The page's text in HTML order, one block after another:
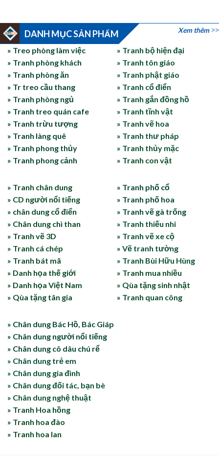
DANH MỤC SẢN PHẨM Xem thêm
» Treo phòng làm việc
» Tranh phòng khách
» Tranh phòng ăn
» Tr treo cầu thang
» Tranh phòng ngủ
» Tranh treo quán cafe
» Tranh trừu tượng
» Tranh làng quê
» Tranh phong thủy
» Tranh phong cảnh
» Tranh bộ hiện đại
» Tranh tôn giáo
» Tranh phật giáo
» Tranh cổ điển
» Tranh gắn đồng hồ
» Tranh tĩnh vật
» Tranh vẽ hoa
» Tranh thư pháp
» Tranh thủy mặc
» Tranh con vật
» Tranh chân dung
» CD người nổi tiếng
» chân dung cổ điển
» Chân dung chì than
» Tranh vẽ 3D
» Tranh cá chép
» Tranh bát mã
» Danh họa thế giới
» Danh họa Việt Nam
» Qùa tặng tân gia
» Tranh phố cổ
» Tranh phố hoa
» Tranh vẽ gà trống
» Tranh thiếu nhi
» Tranh vẽ xe cộ
» Vẽ tranh tường
» Tranh Bùi Hữu Hùng
» Tranh mua nhiều
» Qùa tặng sinh nhật
» Tranh quan công
» Chân dung Bác Hồ, Bác Giáp
» Chân dung người nổi tiếng
» Chân dung cô dâu chú rể
» Chân dung trẻ em
» Chân dung gia đình
» Chân dung đối tác, bạn bè
» Chân dung nghệ thuật
» Tranh Hoa hồng
» Tranh hoa đào
» Tranh hoa lan